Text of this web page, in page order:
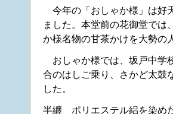
今年の「おしゃか様」は好
ました。本堂前の花御堂では
か様名物の甘茶かけを大勢の
おしゃか様では、坂戸中学
合のはしご乗り、さかど太鼓
した。
半纏 ポリエステル絽を染め